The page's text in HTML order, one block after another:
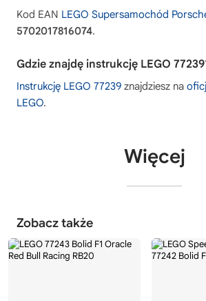
Kod EAN LEGO Supersamochód
5702017816074.
Gdzie znajdę instrukcję LEGO
Instrukcję LEGO 77239 znajdziesz na
LEGO.
Więcej
Zobacz także